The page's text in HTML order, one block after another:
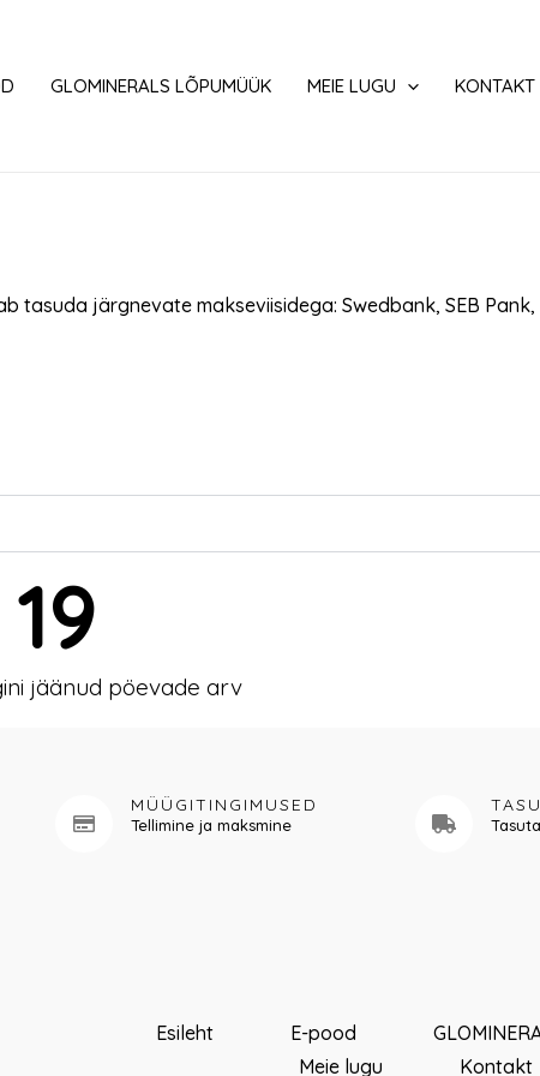
GLOMINERALS LÕPUMÜÜK MEIE LUGU KONTAKT
tasuda järgnevate makseviisidega: Swedbank, SEB
jäänud pöevade arv
19
MÜÜGITINGIMUSED
Tellimine ja maksmine
Esileht E-pood
Meie lugu
Kontakt